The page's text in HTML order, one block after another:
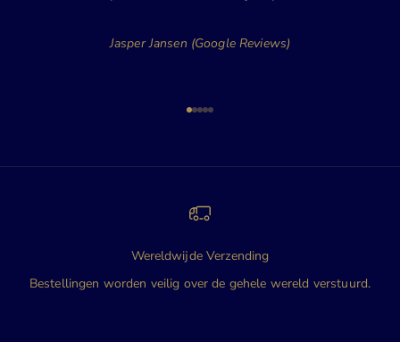
Jasper Jansen (Google Reviews)
Naar artikel 1
Naar artikel 2
Naar artikel 3
Naar artikel 4
Naar artikel 5
Wereldwijde Verzending
Bestellingen worden veilig over de gehele wereld verstuurd.